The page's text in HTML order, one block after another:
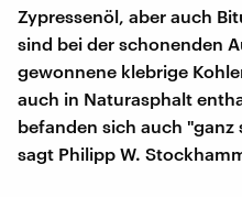
Zypressenöl, aber auch
sind bei der schonenden
gewonnene klebrige
auch in Naturasphalt
befanden sich auch "ganz
sagt Philipp W.